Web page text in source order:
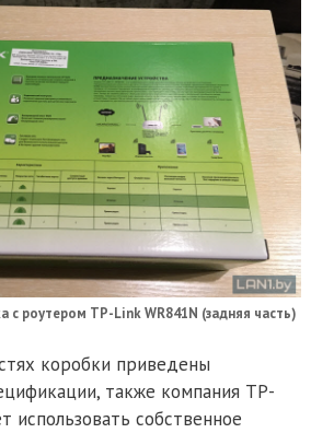
с роутером TP-Link WR841N (задняя часть)
коробки приведены
также компания TP-
использовать собственное